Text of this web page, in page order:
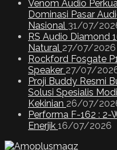
Venom Audio
Dominasi Pasar
Nasional 31/07/
RS Audio Diamond
Natural 27/07/2026
Rockford Fosgate
Speaker 27/07/
Proji Buddy Resmi
Solusi Spesialis
Kekinian 26/07/
Performa F-162 : 2-
Enerjik 16/07/2026